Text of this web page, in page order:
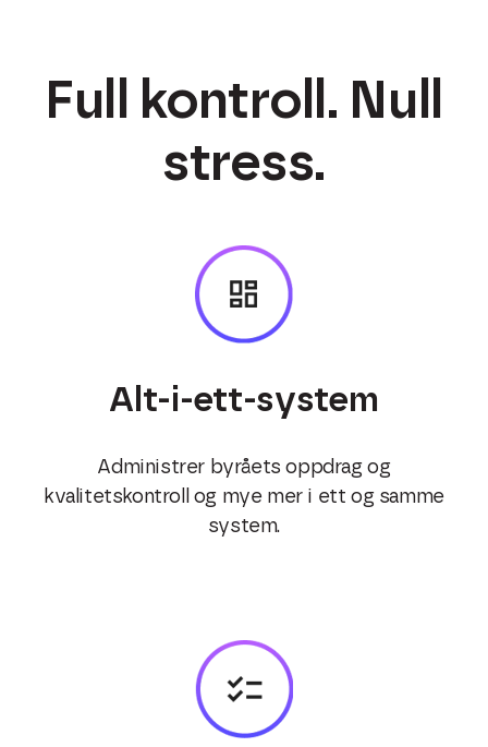
Full kontroll. Null
stress.
Alt-i-ett-system
Administrer byråets oppdrag og
kvalitetskontroll og mye mer i ett og samme
system.